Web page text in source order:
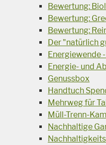
Bewertung:
Bewertung:
Bewertung:
Der "natürlich
Energiewende
Energie- und
Genussbox
Handtuch
Mehrweg für
Müll-Trenn-
Nachhaltige